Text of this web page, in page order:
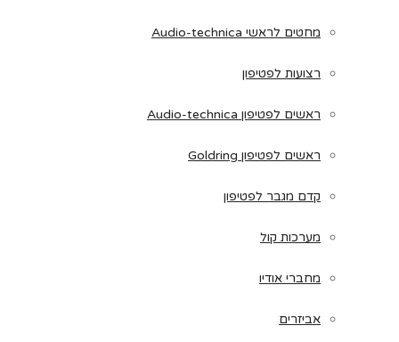
מחטים לראשי Audio-technica
רצועות לפטיפון
ראשים לפטיפון Audio-technica
ראשים לפטיפון Goldring
קדם מגבר לפטיפון
מערכות קול
מחברי אודיו
אביזרים